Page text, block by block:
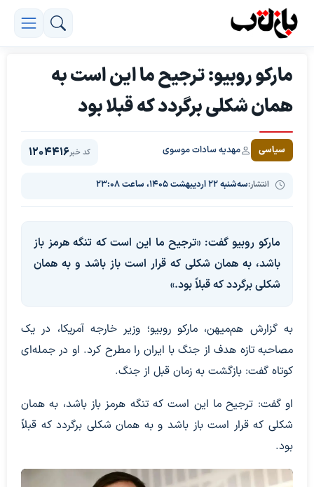
مارکو روبیو: ترجیح ما این است به
همان شکلی برگردد که قبلا بود
سیاسی مهدیه سادات موسوی
انتشار:سه‌شنبه ۲۲ اردیبهشت ۱۴۰۵، ساعت ۲۳:۰۸
کد خبر1204416
مارکو روبیو گفت: «ترجیح ما این است که تنگه هرمز باز
باشد، به همان شکلی که قرار است باز باشد و به همان
شکلی برگردد که قبلاً بود.»
به گزارش هم‌میهن، مارکو روبیو؛ وزیر خارجه آمریکا، در یک
مصاحبه تازه هدف از جنگ با ایران را مطرح کرد. او در جمله‌ای
کوتاه گفت: بازگشت به زمان قبل از جنگ.
او گفت: ترجیح ما این است که تنگه هرمز باز باشد، به همان
شکلی که قرار است باز باشد و به همان شکلی برگردد که قبلاً
بود.